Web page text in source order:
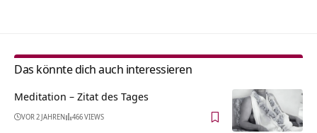
Das könnte dich auch interessieren
Meditation – Zitat des Tages
VOR 2 JAHREN 466 VIEWS